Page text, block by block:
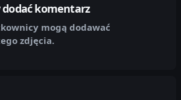
dodać komentarz
mogą dodawać
zdjęcia.